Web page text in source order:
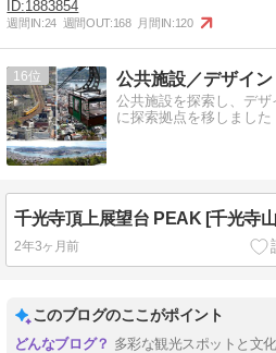
1883854
週間IN:24 週間OUT:168 月間IN:120
16 公共施設／デザイン
公共施設を探索し、デ
に探索拠点を移しました
2年3ヶ月前
このブログのここがポイント
多彩な観光スポットと文